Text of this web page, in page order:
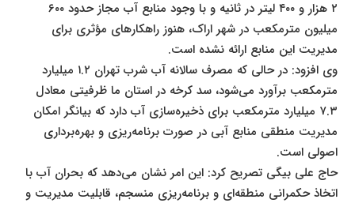
۲ هزار و ۴۰۰ لیتر در ثانیه و با وجود منابع آب مجاز حدود ۶۰۰
میلیون مترمکعب در شهر اراک، هنوز راهکارهای مؤثری برای
مدیریت این منابع ارائه نشده است.
وی افزود: در حالی که مصرف سالانه آب شرب تهران ۱.۲ میلیارد
مترمکعب برآورد می‌شود، سد کرخه در استان ما ظرفیتی معادل
۷.۳ میلیارد مترمکعب برای ذخیره‌سازی آب دارد که بیانگر امکان
مدیریت منطقی منابع آبی در صورت برنامه‌ریزی و بهره‌برداری
اصولی است.
حاج علی بیگی تصریح کرد: این امر نشان می‌دهد که بحران آب با
اتخاذ حکمرانی منطقه‌ای و برنامه‌ریزی منسجم، قابلیت مدیریت و